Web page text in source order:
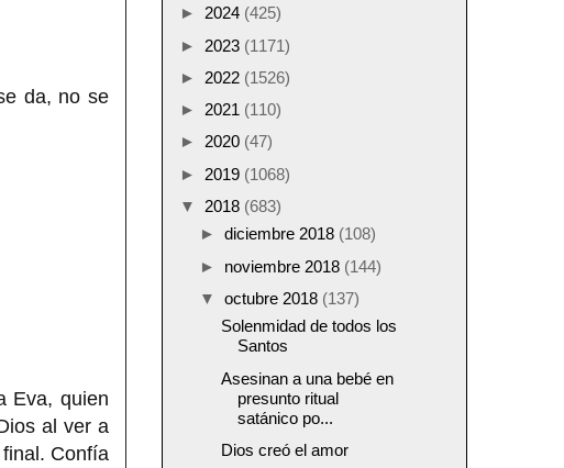
da, no se
Eva, quien
al ver a
Confía
► 2024 (425)
► 2023 (1171)
► 2022 (1526)
► 2021 (110)
► 2020 (47)
► 2019 (1068)
▼ 2018 (683)
► diciembre 2018 (108)
► noviembre 2018 (144)
▼ octubre 2018 (137)
Solenmidad de todos los
Santos
Asesinan a una bebé en
presunto ritual
satánico po...
Dios creó el amor